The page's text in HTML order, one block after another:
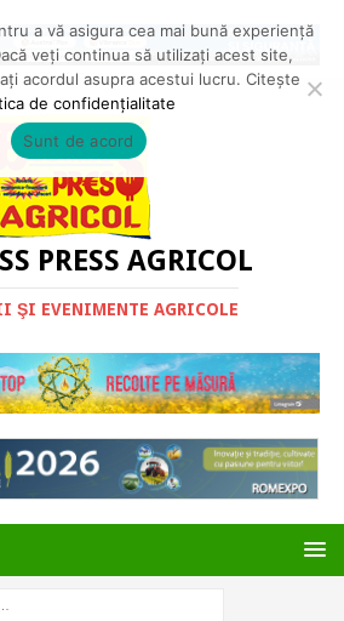
PRESS AGRICOL
ŞI EVENIMENTE AGRICOLE
a vă asigura cea mai bună experiență
veți continua să utilizați acest site,
acordul asupra acestui lucru. Citește
de confidențialitate
Sunt de acord